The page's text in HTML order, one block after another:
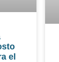
el